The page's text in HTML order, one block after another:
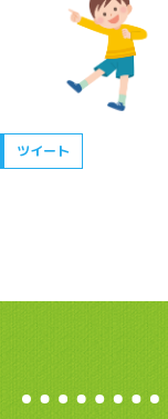
ツイート